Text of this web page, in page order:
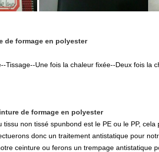
de formage en polyester
Tissage--Une fois la chaleur fixée--Deux fois la
de formage en polyester
tissu non tissé spunbond est le PE ou le PP,
donc un traitement antistatique pour
ceinture ou ferons un trempage antistatique